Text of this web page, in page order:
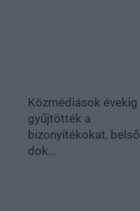
Közmédiások évekig
gyűjtötték a
bizonyítékokat, belső
dok...